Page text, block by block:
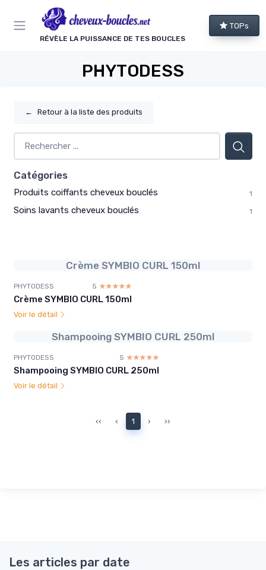
RÉVÈLE LA PUISSANCE DE TES BOUCLES
TOPs
PHYTODESS
← Retour à la liste des produits
Catégories
Produits coiffants cheveux bouclés 1
Soins lavants cheveux bouclés 1
Crème SYMBIO CURL 150ml
PHYTODESS 5 ☆☆☆☆☆
★★★★★
Crème SYMBIO CURL 150ml
Voir le détail
Shampooing SYMBIO CURL 250ml
PHYTODESS 5 ☆☆☆☆☆
★★★★★
Shampooing SYMBIO CURL 250ml
Voir le détail
‹‹ ‹ 1 › ››
Les articles par date
Panneau de gestion des cookies